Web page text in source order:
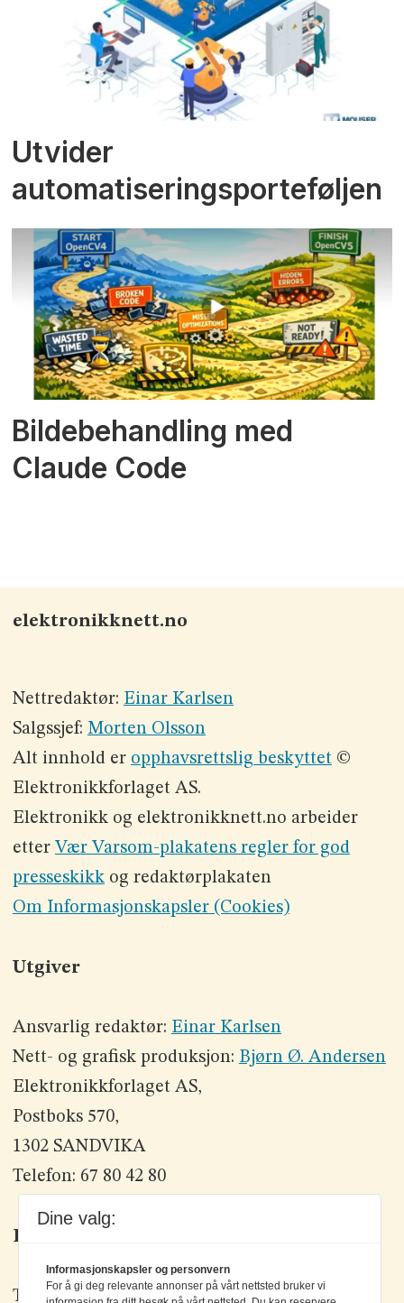
Utvider
automatiseringsporteføljen
Bildebehandling med
Claude Code
elektronikknett.no
Nettredaktør: Einar Karlsen
Salgssjef: Morten Olsson
Alt innhold er opphavsrettslig beskyttet©
Elektronikkforlaget AS.
Elektronikk og elektronikknett.no arbeider
etter Vær Varsom-plakatens regler for god
presseskikkog redaktørplakaten
Om Informasjonskapsler (Cookies)
Utgiver
Ansvarlig redaktør: Einar Karlsen
Nett- og grafisk produksjon: Bjørn Ø. Andersen
Elektronikkforlaget AS,
Postboks 570,
1302 SANDVIKA
Telefon: 67 80 42 80
Kontakt oss
Tlf: +47 67 80 42 80
Dine valg:
Informasjonskapsler og personvern
For å gi deg relevante annonser på vårt nettsted bruker vi